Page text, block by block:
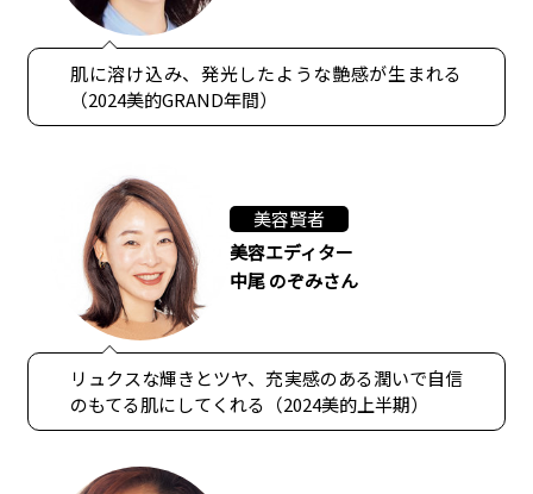
肌に溶け込み、発光したような艶感が生まれる
（2024美的GRAND年間）
美容賢者
美容エディター
中尾 のぞみさん
リュクスな輝きとツヤ、充実感のある潤いで自信
のもてる肌にしてくれる（2024美的上半期）